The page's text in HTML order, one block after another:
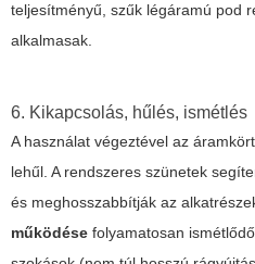
teljesítményű, szűk légáramú pod
alkalmasak.
6. Kikapcsolás, hűlés, ismétlés
A használat végeztével az
lehűl. A rendszeres szünetek
és meghosszabbítják az
működése folyamatosan